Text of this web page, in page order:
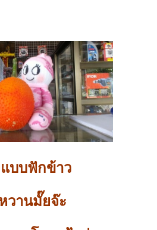
บบฟักข้าว
วานมั๊ยจ๊ะ